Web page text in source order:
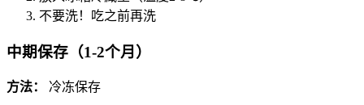
不要洗！吃之前再洗
中期保存（1-2个月）
方法： 冷冻保存